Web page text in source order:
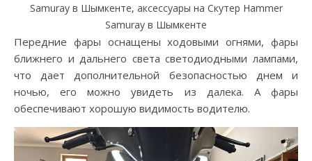
Samuray в Шымкенте, аксессуары на Скутер Hammer
Samuray в Шымкенте
Передние фары оснащены ходовыми огнями, фары
ближнего и дальнего света светодиодными лампами,
что дает дополнительной безопасностью днем и
ночью, его можно увидеть из далека. А фары
обеспечивают хорошую видимость водителю.